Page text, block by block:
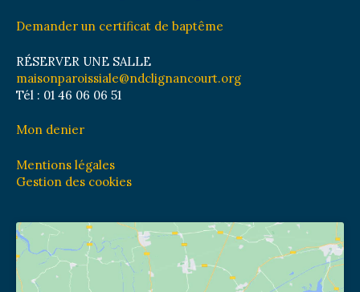
Demander un certificat de baptême
RÉSERVER UNE SALLE
maisonparoissiale@ndclignancourt.org
Tél : 01 46 06 06 51
Mon denier
Mentions légales
Gestion des cookies